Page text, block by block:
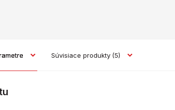
Súvisiace produkty (5)